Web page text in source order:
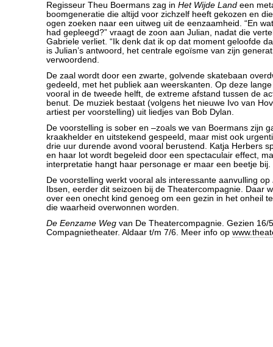
Regisseur Theu Boermans zag in Het Wijde Land een
boomgeneratie die altijd voor zichzelf heeft gekozen en
ogen zoeken naar een uitweg uit de eenzaamheid. “En
had gepleegd?” vraagt de zoon aan Julian, nadat die
Gabriele verliet. “Ik denk dat ik op dat moment geloofde
is Julian’s antwoord, het centrale egoïsme van zijn
verwoordend.
De zaal wordt door een zwarte, golvende skatebaan
gedeeld, met het publiek aan weerskanten. Op deze
vooral in de tweede helft, de extreme afstand tussen de
benut. De muziek bestaat (volgens het nieuwe Ivo van
artiest per voorstelling) uit liedjes van Bob Dylan.
De voorstelling is sober en –zoals we van Boermans zijn
kraakhelder en uitstekend gespeeld, maar mist ook
drie uur durende avond vooral berustend. Katja Herbers
en haar lot wordt begeleid door een spectaculair effect,
interpretatie hangt haar personage er maar een beetje bij.
De voorstelling werkt vooral als interessante aanvulling op
Ibsen, eerder dit seizoen bij de Theatercompagnie. Daar
over een onecht kind genoeg om een gezin in het onheil
die waarheid overwonnen worden.
De Eenzame Weg van De Theatercompagnie. Gezien 16/
Compagnietheater. Aldaar t/m 7/6. Meer info op